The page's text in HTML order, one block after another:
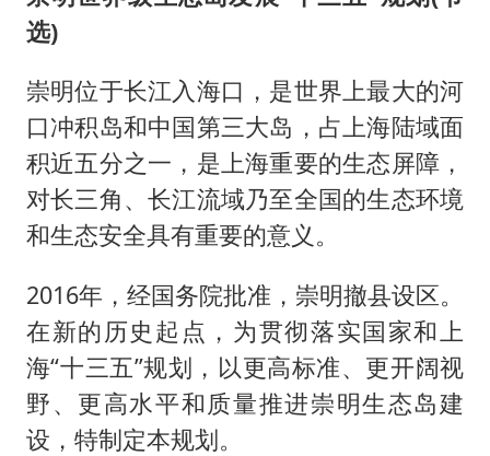
选)
崇明位于长江入海口，是世界上最大的河
口冲积岛和中国第三大岛，占上海陆域面
积近五分之一，是上海重要的生态屏障，
对长三角、长江流域乃至全国的生态环境
和生态安全具有重要的意义。
2016年，经国务院批准，崇明撤县设区。
在新的历史起点，为贯彻落实国家和上
海“十三五”规划，以更高标准、更开阔视
野、更高水平和质量推进崇明生态岛建
设，特制定本规划。